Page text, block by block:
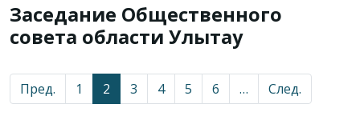
Заседание Общественного
совета области Улытау
Пред. 1 2 3 4 5 6 … След.